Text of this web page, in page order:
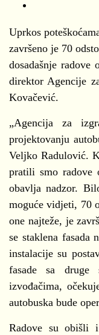
Uprkos
završeno je 70
dosadašnje
direktor Agencije
Kovačević.
„Agencija za
projektovanju
Veljko Radulović.
pratili smo radove
obavlja nadzor.
moguće vidjeti, 70
one najteže, je
se staklena
instalacije su
fasade sa druge
izvođačima,
autobuska bude
Radove su obišli i